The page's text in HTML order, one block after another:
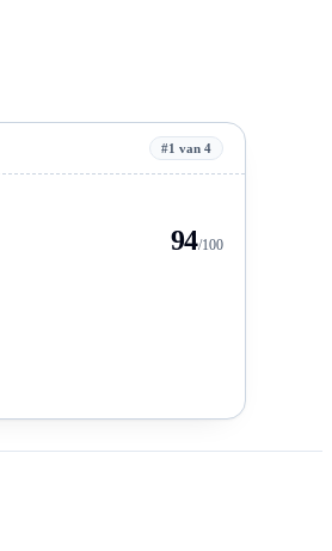
#1 van 4
94/100